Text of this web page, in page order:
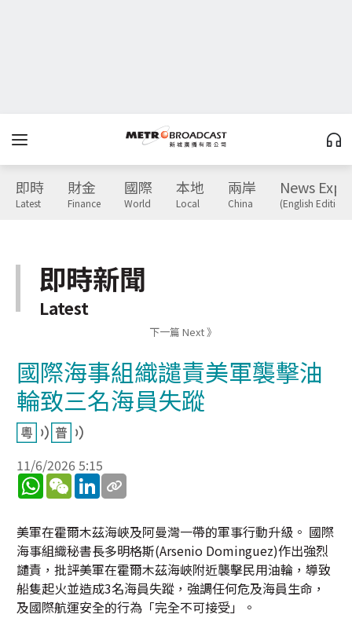
即時
Latest
財金
Finance
國際
World
本地
Local
兩岸
China
News
(English Edition)
即時新聞
Latest
下一篇 Next 》
國際海事組織譴責美軍襲擊油
輪致三名海員失蹤
11/6/2026 5:15
WhatsApp
WeChatLinkedIn
美軍在霍爾木茲海峽及阿曼灣一帶的軍事行動升級。 國際
海事組織秘書長多明格斯(Arsenio Dominguez)作出強烈
譴責，批評美軍在霍爾木茲海峽附近襲擊民用油輪，導致
船隻起火並造成3名海員失蹤，強調任何危及海員生命，
及國際航運安全的行為「完全不可接受」。